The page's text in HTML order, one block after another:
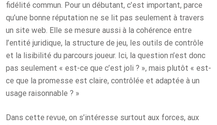
fidélité commun. Pour un débutant, c’est important, parce
qu’une bonne réputation ne se lit pas seulement à travers
un site web. Elle se mesure aussi à la cohérence entre
l’entité juridique, la structure de jeu, les outils de contrôle
et la lisibilité du parcours joueur. Ici, la question n’est donc
pas seulement « est-ce que c’est joli ? », mais plutôt « est-
ce que la promesse est claire, contrôlée et adaptée à un
usage raisonnable ? »
Dans cette revue, on s’intéresse surtout aux forces, aux